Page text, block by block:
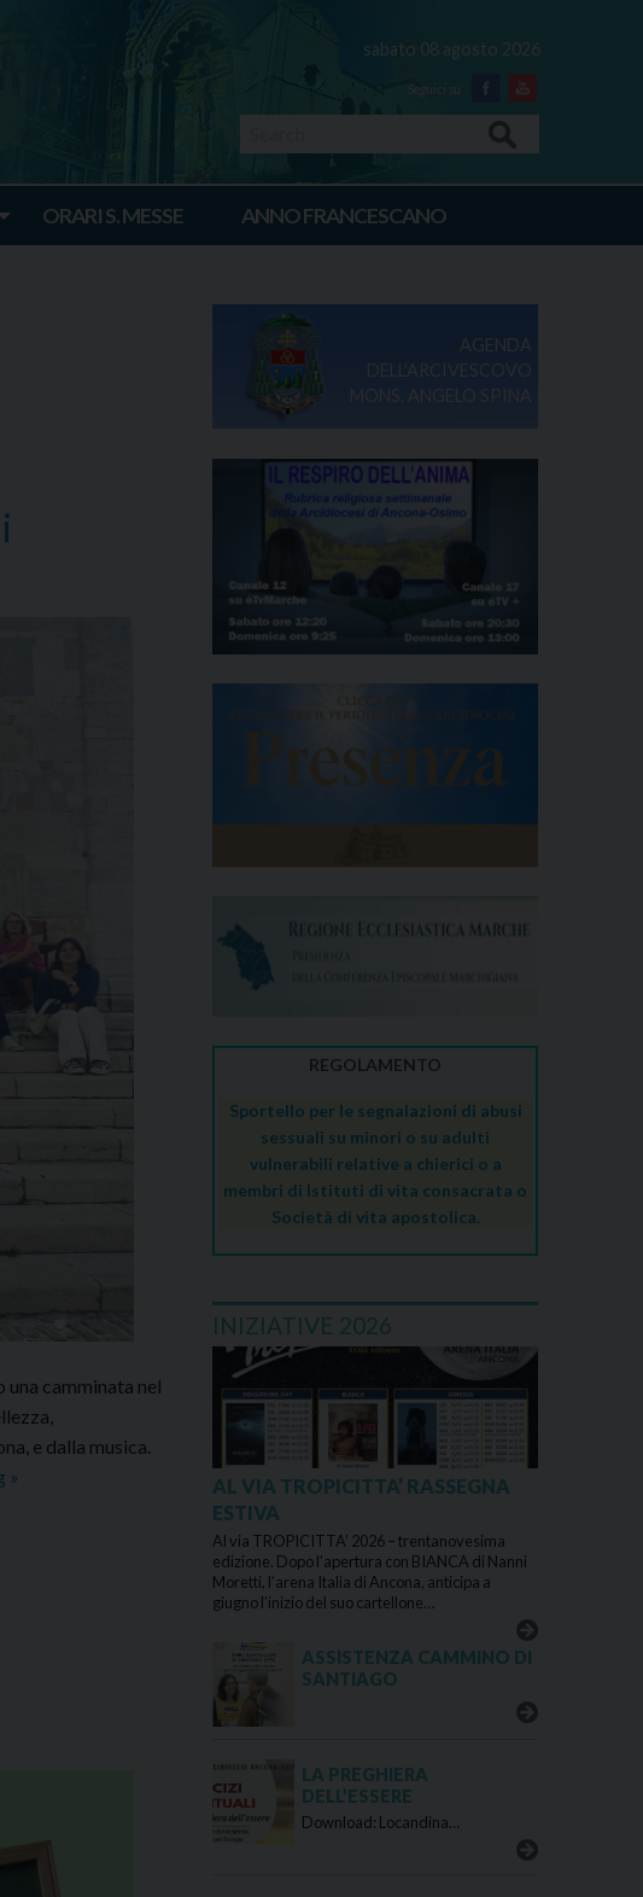
sabato 08 agosto 2026
Facebook
Youtube
ORARI S. MESSE ANNO FRANCESCANO
camminata nel
e dalla musica.
Camminata
»
AGENDA
DELL'ARCIVESCOVO
REGOLAMENTO
Sportello per le segnalazioni di abusi
sessuali su minori o su adulti
vulnerabili relative a chierici o a
membri di Istituti di vita consacrata o
Società di vita apostolica.
INIZIATIVE 2026
AL VIA TROPICITTA’ RASSEGNA
ESTIVA
Al via TROPICITTA’ 2026 – trentanovesima
edizione. Dopo l’apertura con BIANCA di Nanni
Moretti, l’arena Italia di Ancona, anticipa a
giugno l’inizio del suo cartellone…
ASSISTENZA CAMMINO DI
SANTIAGO
LA PREGHIERA
DELL’ESSERE
Download: Locandina…